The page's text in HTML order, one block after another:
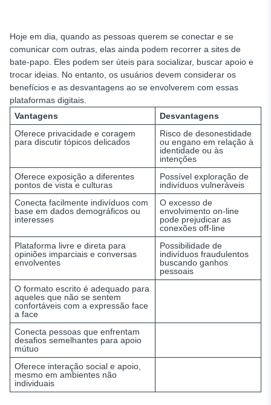
Hoje em dia, quando as pessoas querem se conectar e se
comunicar com outras, elas ainda podem recorrer a sites de
bate-papo. Eles podem ser úteis para socializar, buscar apoio e
trocar ideias. No entanto, os usuários devem considerar os
benefícios e as desvantagens ao se envolverem com essas
plataformas digitais.
Vantagens
Desvantagens
Oferece privacidade e coragem
para discutir tópicos delicados
Risco de desonestidade
ou engano em relação à
identidade ou às
intenções
Oferece exposição a diferentes
pontos de vista e culturas
Possível exploração de
indivíduos vulneráveis
Conecta facilmente indivíduos com
base em dados demográficos ou
interesses
O excesso de
envolvimento on-line
pode prejudicar as
conexões off-line
Plataforma livre e direta para
opiniões imparciais e conversas
envolventes
Possibilidade de
indivíduos fraudulentos
buscando ganhos
pessoais
O formato escrito é adequado para
aqueles que não se sentem
confortáveis com a expressão face
a face
Conecta pessoas que enfrentam
desafios semelhantes para apoio
mútuo
Oferece interação social e apoio,
mesmo em ambientes não
individuais